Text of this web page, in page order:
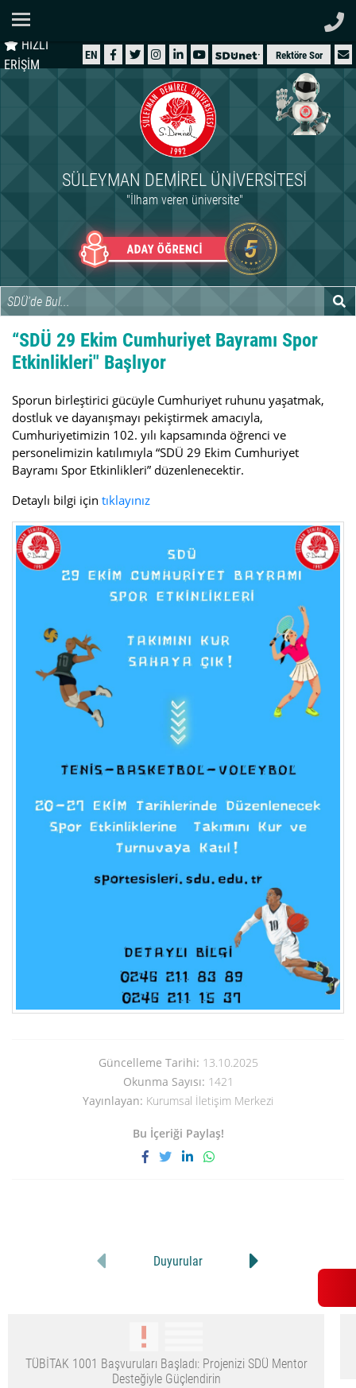
HIZLI
ERİŞİM
EN Rektöre Sor
SÜLEYMAN DEMIREL ÜNIVERSITESI
"İlham veren üniversite"
ÜNİVERSİTEMİZ
İDARİ
ARAŞTIRMA
INTERNATIONAL
“SDÜ 29 Ekim Cumhuriyet Bayramı Spor
Etkinlikleri" Başlıyor
Sporun birleştirici gücüyle Cumhuriyet ruhunu yaşatmak,
dostluk ve dayanışmayı pekiştirmek amacıyla,
Cumhuriyetimizin 102. yılı kapsamında öğrenci ve
personelimizin katılımıyla “SDÜ 29 Ekim Cumhuriyet
Bayramı Spor Etkinlikleri” düzenlenecektir.
Detaylı bilgi için tıklayınız
Güncelleme Tarihi: 13.10.2025
Okunma Sayısı: 1421
Yayınlayan: Kurumsal İletişim Merkezi
Bu İçeriği Paylaş!
Duyurular
TÜBİTAK 1001 Başvuruları Başladı: Projenizi SDÜ Mentor
Desteğiyle Güçlendirin